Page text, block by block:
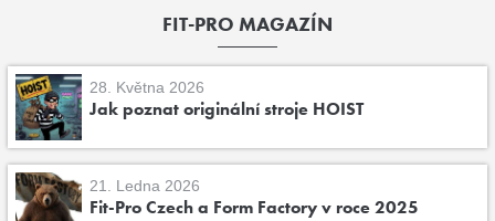
FIT-PRO MAGAZÍN
28. Května 2026
Jak poznat originální stroje HOIST
21. Ledna 2026
Fit-Pro Czech a Form Factory v roce 2025